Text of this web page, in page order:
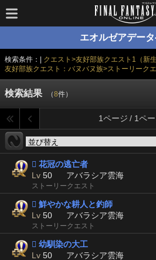
エオルゼアデー
検索条件：| クエスト>友好部族クエスト1（新
友好部族クエスト：バヌバヌ族>ストーリーク
検索結果 （8件）
1ページ / 1ペ
 花冠の逃亡者
Lv 50 アバラシア雲海
ストーリークエスト
 鮮やかな耕人と釣師
Lv 50 アバラシア雲海
ストーリークエスト
 幼馴染の大工
Lv 50 アバラシア雲海